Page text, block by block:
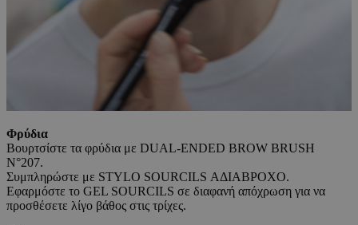
Φρύδια
Βουρτσίστε τα φρύδια με DUAL-ENDED BROW BRUSH
N°207.
Συμπληρώστε με STYLO SOURCILS ΑΔΙΑΒΡΟΧΟ.
Εφαρμόστε το GEL SOURCILS σε διαφανή απόχρωση για να
προσθέσετε λίγο βάθος στις τρίχες.